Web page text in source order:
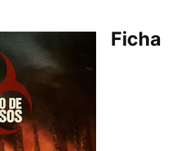
Ficha